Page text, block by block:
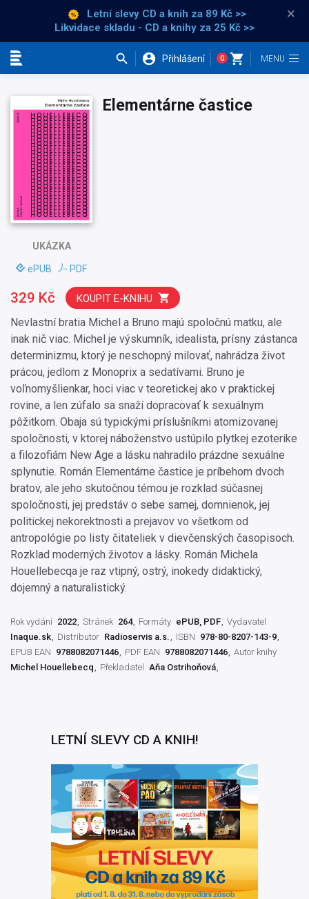
Letní slevy CD a knih za 89 Kč >>
Likvidace skladu - CD a knihy za 25 Kč >>
×
Přihlášení 0
UKÁZKA
ePUB PDF
Elementárne častice
Nevlastní bratia Michel a Bruno majú spoločnú matku, ale
inak nič viac. Michel je výskumník, idealista, prísny zástanca
determinizmu, ktorý je neschopný milovať, nahrádza život
prácou, jedlom z Monoprix a sedatívami. Bruno je
voľnomyšlienkar, hoci viac v teoretickej ako v praktickej
rovine, a len zúfalo sa snaží dopracovať k sexuálnym
pôžitkom. Obaja sú typickými príslušníkmi atomizovanej
spoločnosti, v ktorej náboženstvo ustúpilo plytkej ezoterike
a filozofiám New Age a lásku nahradilo prázdne sexuálne
splynutie. Román Elementárne častice je príbehom dvoch
bratov, ale jeho skutočnou témou je rozklad súčasnej
spoločnosti, jej predstáv o sebe samej, domnienok, jej
politickej nekorektnosti a prejavov vo všetkom od
antropológie po listy čitateliek v dievčenských časopisoch.
Rozklad moderných životov a lásky. Román Michela
Houellebecqa je raz vtipný, ostrý, inokedy didaktický,
dojemný a naturalistický.
329 Kč KOUPIT E-KNIHU
Rok vydání 2022 Stránek 264 Formáty ePUB, PDF Vydavatel
Inaque.sk
Distributor Radioservis a.s. ISBN 978-80-8207-143-9
EPUB EAN 9788082071446 PDF EAN 9788082071446 Autor knihy
Michel Houellebecq
Překladatel Aňa Ostrihoňová
LETNÍ SLEVY CD A KNIH!